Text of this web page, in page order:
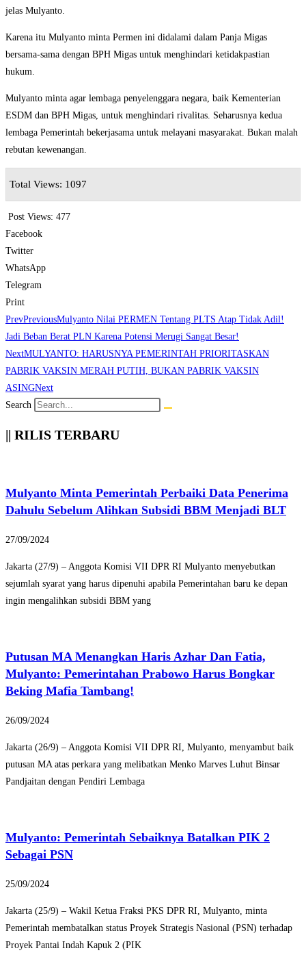
jelas Mulyanto.
Karena itu Mulyanto minta Permen ini didalami dalam Panja Migas
bersama-sama dengan BPH Migas untuk menghindari ketidakpastian
hukum.
Mulyanto minta agar lembaga penyelenggara negara, baik Kementerian
ESDM dan BPH Migas, untuk menghindari rivalitas. Seharusnya kedua
lembaga Pemerintah bekerjasama untuk melayani masyarakat. Bukan malah
rebutan kewenangan.
Total Views: 1097
Post Views: 477
Facebook
Twitter
WhatsApp
Telegram
Print
PrevPreviousMulyanto Nilai PERMEN Tentang PLTS Atap Tidak Adil!
Jadi Beban Berat PLN Karena Potensi Merugi Sangat Besar!
NextMULYANTO: HARUSNYA PEMERINTAH PRIORITASKAN
PABRIK VAKSIN MERAH PUTIH, BUKAN PABRIK VAKSIN
ASINGNext
Search
|| RILIS TERBARU
Mulyanto Minta Pemerintah Perbaiki Data Penerima
Dahulu Sebelum Alihkan Subsidi BBM Menjadi BLT
27/09/2024
Jakarta (27/9) – Anggota Komisi VII DPR RI Mulyanto menyebutkan
sejumlah syarat yang harus dipenuhi apabila Pemerintahan baru ke depan
ingin mengalihkan subsidi BBM yang
Putusan MA Menangkan Haris Azhar Dan Fatia,
Mulyanto: Pemerintahan Prabowo Harus Bongkar
Beking Mafia Tambang!
26/09/2024
Jakarta (26/9) – Anggota Komisi VII DPR RI, Mulyanto, menyambut baik
putusan MA atas perkara yang melibatkan Menko Marves Luhut Binsar
Pandjaitan dengan Pendiri Lembaga
Mulyanto: Pemerintah Sebaiknya Batalkan PIK 2
Sebagai PSN
25/09/2024
Jakarta (25/9) – Wakil Ketua Fraksi PKS DPR RI, Mulyanto, minta
Pemerintah membatalkan status Proyek Strategis Nasional (PSN) terhadap
Proyek Pantai Indah Kapuk 2 (PIK